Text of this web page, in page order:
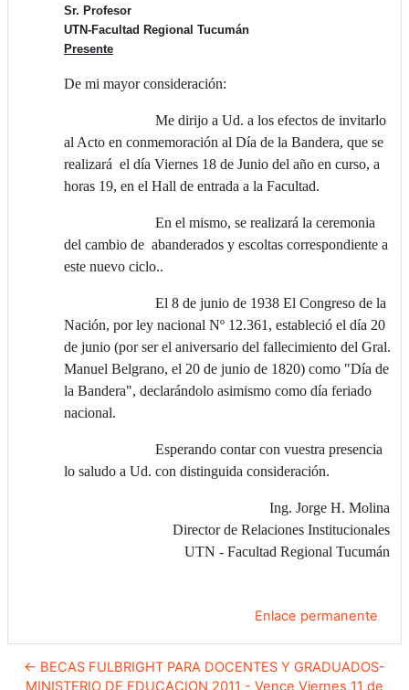
Sr. Profesor
UTN-Facultad Regional Tucumán
Presente
De mi mayor consideración:
Me dirijo a Ud. a los efectos de invitarlo
al Acto en conmemoración al Día de la Bandera, que se
realizará el día Viernes 18 de Junio del año en curso, a
horas 19, en el Hall de entrada a la Facultad.
En el mismo, se realizará la ceremonia
del cambio de abanderados y escoltas correspondiente a
este nuevo ciclo..
El 8 de junio de 1938 El Congreso de la
Nación, por ley nacional Nº 12.361, estableció el día 20
de junio (por ser el aniversario del fallecimiento del Gral.
Manuel Belgrano, el 20 de junio de 1820) como "Día de
la Bandera", declarándolo asimismo como día feriado
nacional.
Esperando contar con vuestra presencia
lo saludo a Ud. con distinguida consideración.
Ing. Jorge H. Molina
Director de Relaciones Institucionales
UTN - Facultad Regional Tucumán
Enlace permanente
← BECAS FULBRIGHT PARA DOCENTES Y GRADUADOS-
MINISTERIO DE EDUCACION 2011 - Vence Viernes 11 de